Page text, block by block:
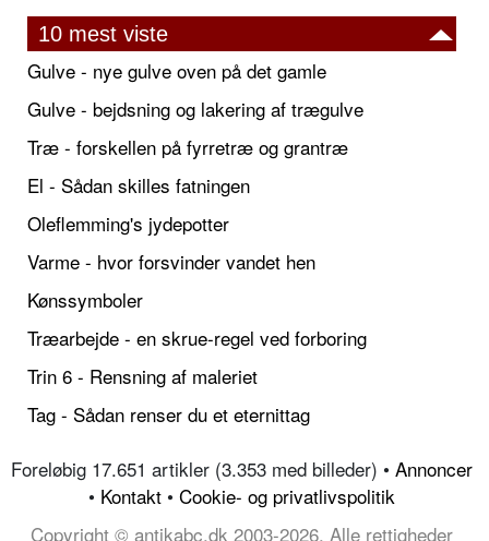
10 mest viste
Gulve - nye gulve oven på det gamle
Gulve - bejdsning og lakering af trægulve
Træ - forskellen på fyrretræ og grantræ
El - Sådan skilles fatningen
Oleflemming's jydepotter
Varme - hvor forsvinder vandet hen
Kønssymboler
Træarbejde - en skrue-regel ved forboring
Trin 6 - Rensning af maleriet
Tag - Sådan renser du et eternittag
Foreløbig 17.651 artikler (3.353 med billeder) • Annoncer
• Kontakt • Cookie- og privatlivspolitik
Copyright © antikabc.dk 2003-2026, Alle rettigheder